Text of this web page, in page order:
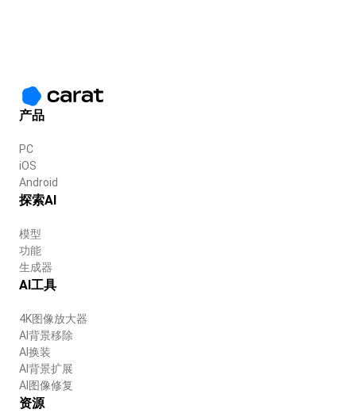
产品
PC
iOS
Android
探索AI
模型
功能
生成器
AI工具
4K图像放大器
AI背景移除
AI换装
AI背景扩展
AI图像修复
资源